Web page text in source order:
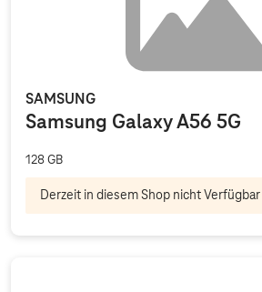
SAMSUNG
Samsung Galaxy A56 5G
128 GB
Derzeit in diesem Shop nicht Verfügbar